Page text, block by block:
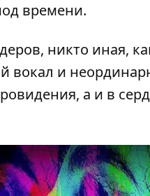
времени.
никто иная,
и
, а и в